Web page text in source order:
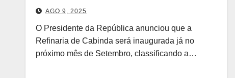
AGO 9, 2025
O Presidente da República anunciou que a
Refinaria de Cabinda será inaugurada já no
próximo mês de Setembro, classificando a…